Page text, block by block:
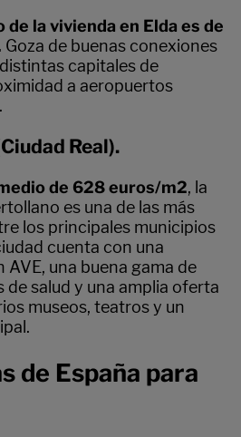
de la vivienda en Elda es de
Goza de buenas conexiones
capitales de
a aeropuertos
Real).
de 628 euros/m2, la
es una de las más
los principales municipios
cuenta con una
AVE, una buena gama de
salud y una amplia oferta
museos, teatros y un
de España para